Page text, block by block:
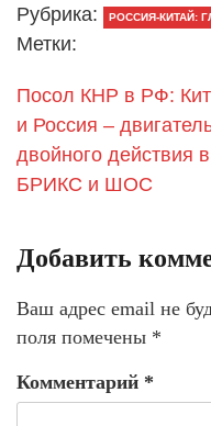
Рубрика: РОССИЯ-КИТАЙ:
Метки:
Посол КНР в РФ:
и Россия –
двойного действия в
БРИКС и ШОС
Добавить
Ваш адрес email не
поля помечены *
Комментарий *